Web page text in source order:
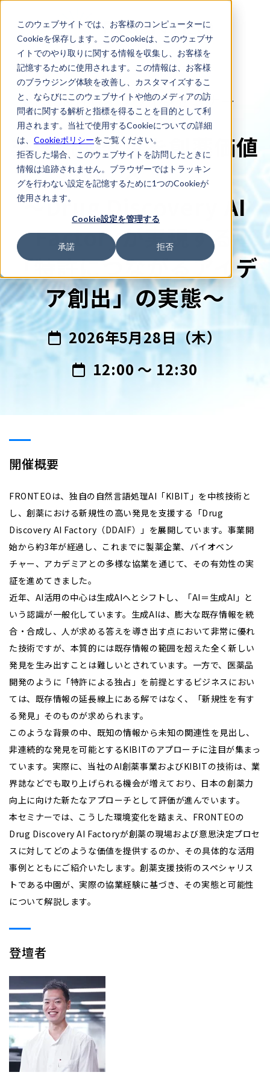
このウェブサイトでは、お客様のコンピューターに
Cookieを保存します。このCookieは、このウェブサ
イトでのやり取りに関する情報を収集し、お客様を
記憶するために使用されます。この情報は、お客様
のブラウジング体験を改善し、カスタマイズするこ
と、ならびにこのウェブサイトや他のメディアの訪
問者に関する解析と指標を得ることを目的として利
用されます。当社で使用するCookieについての詳細
は、 Cookieポリシーをご覧ください。
拒否した場合、このウェブサイトを訪問したときに
情報は追跡されません。ブラウザーではトラッキン
グを行わない設定を記憶するために1つのCookieが
使用されます。
Cookie設定を管理する
承諾 拒否
FRONTEOオンラインセミナー
非連続的発見を創薬価値
へ
～Drug Discovery AI
Factoryが実現する
「特許につながるアイデ
ア創出」の実態～
2026年5月28日（木）
12:00 ～ 12:30
開催概要
FRONTEOは、独自の自然言語処理AI「KIBIT」を中核技術と
し、創薬における新規性の高い発見を支援する「Drug
Discovery AI Factory（DDAIF）」を展開しています。事業開
始から約3年が経過し、これまでに製薬企業、バイオベン
チャー、アカデミアとの多様な協業を通じて、その有効性の実
証を進めてきました。
近年、AI活用の中心は生成AIへとシフトし、「AI＝生成AI」と
いう認識が一般化しています。生成AIは、膨大な既存情報を統
合・合成し、人が求める答えを導き出す点において非常に優れ
た技術ですが、本質的には既存情報の範囲を超えた全く新しい
発見を生み出すことは難しいとされています。一方で、医薬品
開発のように「特許による独占」を前提とするビジネスにおい
ては、既存情報の延長線上にある解ではなく、「新規性を有す
る発見」そのものが求められます。
このような背景の中、既知の情報から未知の関連性を見出し、
非連続的な発見を可能とするKIBITのアプローチに注目が集まっ
ています。実際に、当社のAI創薬事業およびKIBITの技術は、業
界誌などでも取り上げられる機会が増えており、日本の創薬力
向上に向けた新たなアプローチとして評価が進んでいます。
本セミナーでは、こうした環境変化を踏まえ、FRONTEOの
Drug Discovery AI Factoryが創薬の現場および意思決定プロセ
スに対してどのような価値を提供するのか、その具体的な活用
事例とともにご紹介いたします。創薬支援技術のスペシャリス
トである中園が、実際の協業経験に基づき、その実態と可能性
について解説します。
登壇者